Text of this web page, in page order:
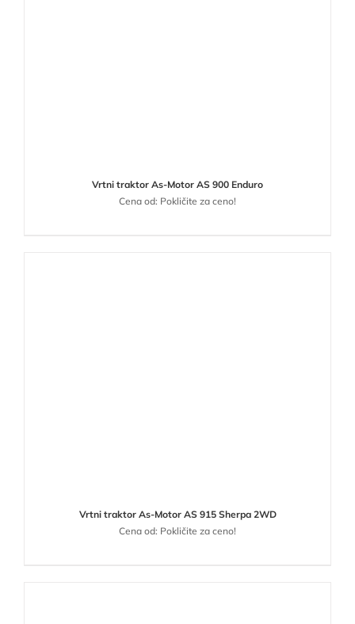
Vrtni traktor As-Motor AS 900 Enduro
Cena od: Pokličite za ceno!
Vrtni traktor As-Motor AS 915 Sherpa 2WD
Cena od: Pokličite za ceno!